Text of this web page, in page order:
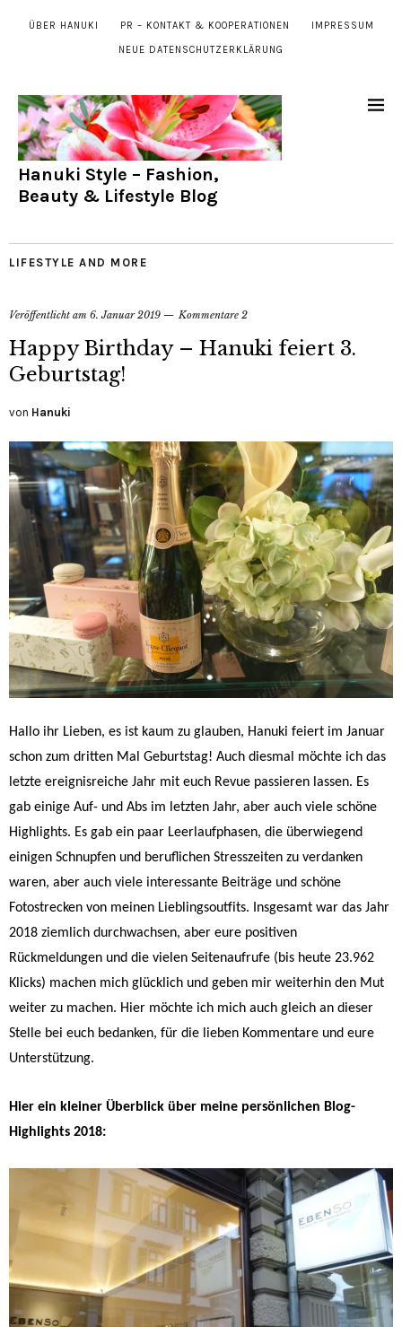
ÜBER HANUKI PR – KONTAKT & KOOPERATIONEN IMPRESSUM
NEUE DATENSCHUTZERKLÄRUNG
Hanuki Style – Fashion,
Beauty & Lifestyle Blog
LIFESTYLE AND MORE
Veröffentlicht am 6. Januar 2019 Kommentare 2
Happy Birthday – Hanuki feiert 3.
Geburtstag!
von Hanuki
Hallo ihr Lieben, es ist kaum zu glauben, Hanuki feiert im Januar
schon zum dritten Mal Geburtstag! Auch diesmal möchte ich das
letzte ereignisreiche Jahr mit euch Revue passieren lassen. Es
gab einige Auf- und Abs im letzten Jahr, aber auch viele schöne
Highlights. Es gab ein paar Leerlaufphasen, die überwiegend
einigen Schnupfen und beruflichen Stresszeiten zu verdanken
waren, aber auch viele interessante Beiträge und schöne
Fotostrecken von meinen Lieblingsoutfits. Insgesamt war das Jahr
2018 ziemlich durchwachsen, aber eure positiven
Rückmeldungen und die vielen Seitenaufrufe (bis heute 23.962
Klicks) machen mich glücklich und geben mir weiterhin den Mut
weiter zu machen. Hier möchte ich mich auch gleich an dieser
Stelle bei euch bedanken, für die lieben Kommentare und eure
Unterstützung.
Hier ein kleiner Überblick über meine persönlichen Blog-
Highlights 2018: